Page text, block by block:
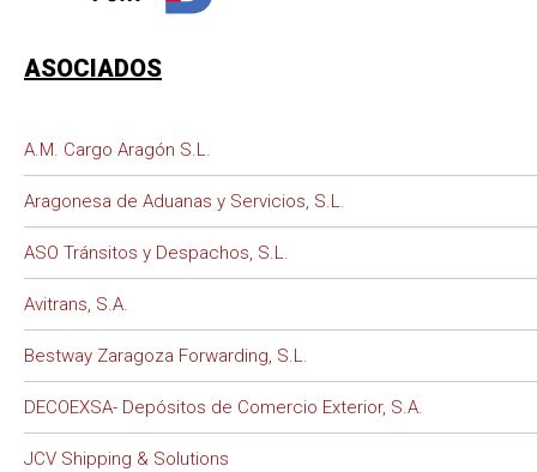
ASOCIADOS
A.M. Cargo Aragón S.L.
Aragonesa de Aduanas y Servicios, S.L.
ASO Tránsitos y Despachos, S.L.
Avitrans, S.A.
Bestway Zaragoza Forwarding, S.L.
DECOEXSA- Depósitos de Comercio Exterior, S.A.
JCV Shipping & Solutions